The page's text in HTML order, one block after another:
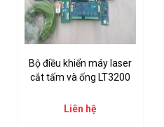
Bộ điều khiển máy laser
cắt tấm và ống LT3200
Liên hệ